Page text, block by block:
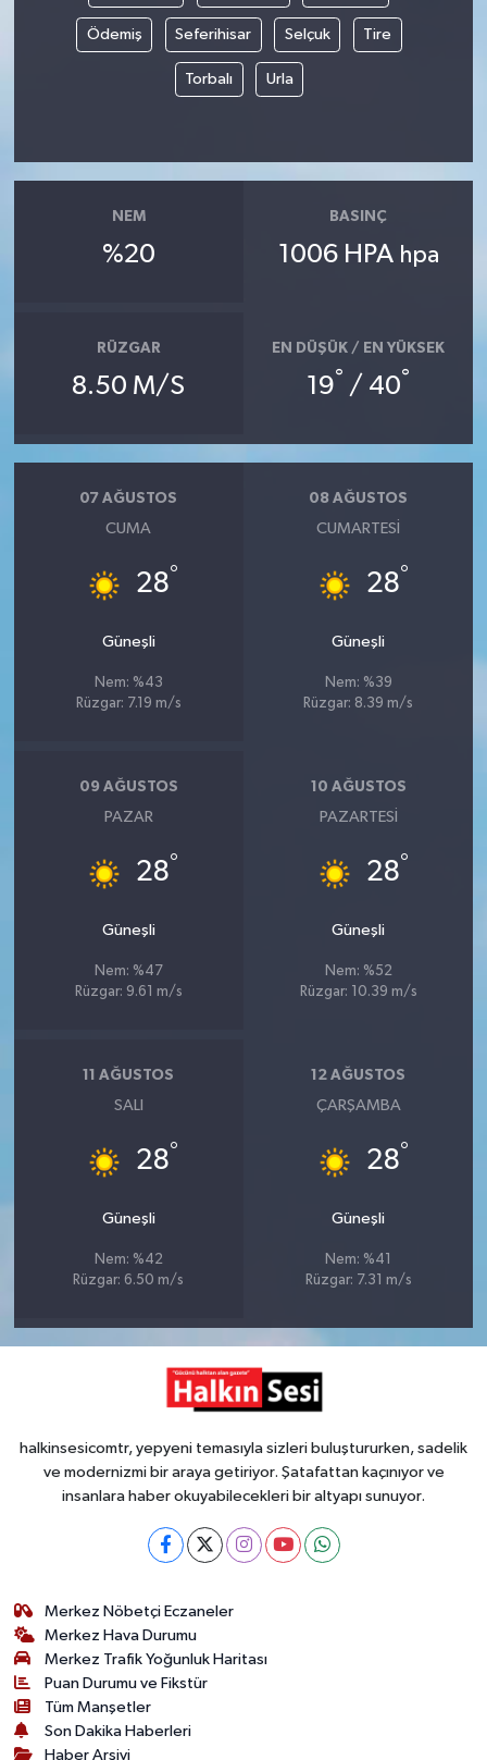
Ödemiş Seferihisar Selçuk Tire
Torbalı Urla
NEM
%20
BASINÇ
1006 HPA hpa
RÜZGAR
8.50 M/S
EN DÜŞÜK / EN YÜKSEK
19° / 40°
07 AĞUSTOS
CUMA
28°
Güneşli
Nem: %43
Rüzgar: 7.19 m/s
08 AĞUSTOS
CUMARTESI
28°
Güneşli
Nem: %39
Rüzgar: 8.39 m/s
09 AĞUSTOS
PAZAR
28°
Güneşli
Nem: %47
Rüzgar: 9.61 m/s
10 AĞUSTOS
PAZARTESI
28°
Güneşli
Nem: %52
Rüzgar: 10.39 m/s
11 AĞUSTOS
SALI
28°
Güneşli
Nem: %42
Rüzgar: 6.50 m/s
12 AĞUSTOS
ÇARŞAMBA
28°
Güneşli
Nem: %41
Rüzgar: 7.31 m/s
halkinsesicomtr, yepyeni temasıyla sizleri buluştururken, sadelik
ve modernizmi bir araya getiriyor. Şatafattan kaçınıyor ve
insanlara haber okuyabilecekleri bir altyapı sunuyor.
Merkez Nöbetçi Eczaneler
Merkez Hava Durumu
Merkez Trafik Yoğunluk Haritası
Puan Durumu ve Fikstür
Tüm Manşetler
Son Dakika Haberleri
Haber Arşivi
Kilimli
Resmi İlan
Ulusal
Yaşam